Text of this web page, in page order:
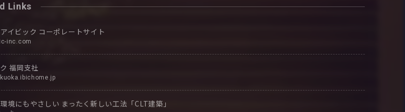
Links
イビック コーポレートサイト
inc.com
福岡支社
境にもやさしい まったく新しい工法「CLT建築」